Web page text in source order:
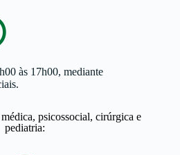
às 17h00, mediante
psicossocial, cirúrgica e
pediatria: